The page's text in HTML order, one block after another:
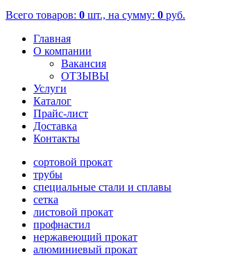
Всего товаров: 0 шт., на сумму: 0 руб.
Главная
О компании
Вакансия
ОТЗЫВЫ
Услуги
Каталог
Прайс-лист
Доставка
Контакты
сортовой прокат
трубы
специальные стали и сплавы
сетка
листовой прокат
профнастил
нержавеющий прокат
алюминиевый прокат